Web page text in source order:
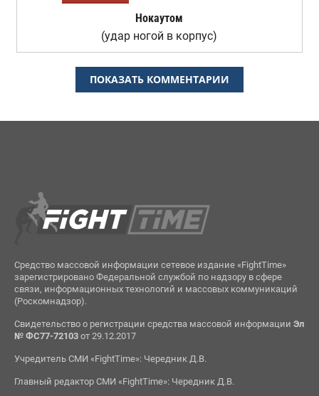
Нокаутом
(удар ногой в корпус)
ПОКАЗАТЬ КОММЕНТАРИИ
Средство массовой информации сетевое издание «FightTime»
зарегистрировано Федеральной службой по надзору в сфере
связи, информационных технологий и массовых коммуникаций
(Роскомнадзор).
Свидетельство о регистрации средства массовой информации Эл
№ ФС77-72103от 29.12.2017
Учредитель СМИ «FightTime»: Чередник Д.В.
Главный редактор СМИ «FightTime»: Чередник Д.В.